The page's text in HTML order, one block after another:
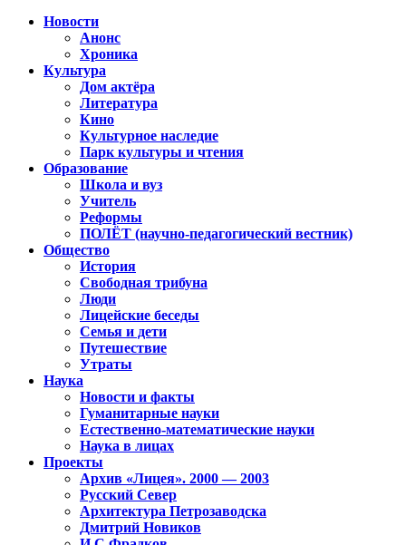
Новости
Анонс
Хроника
Культура
Дом актёра
Литература
Кино
Культурное наследие
Парк культуры и чтения
Образование
Школа и вуз
Учитель
Реформы
ПОЛЁТ (научно-педагогический вестник)
Общество
История
Свободная трибуна
Люди
Лицейские беседы
Семья и дети
Путешествие
Утраты
Наука
Новости и факты
Гуманитарные науки
Естественно-математические науки
Наука в лицах
Проекты
Архив «Лицея». 2000 — 2003
Русский Север
Архитектура Петрозаводска
Дмитрий Новиков